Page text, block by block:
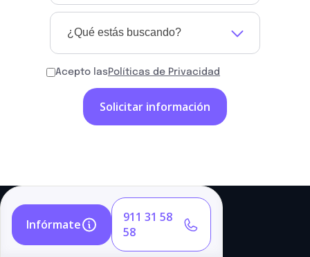
¿Qué estás buscando?
Acepto las Políticas de Privacidad
Infórmate
911 31 58
58